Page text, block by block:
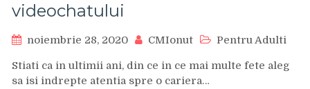
videochatului
noiembrie 28, 2020 CMIonut Pentru Adulti
Stiati ca in ultimii ani, din ce in ce mai multe fete aleg
sa isi indrepte atentia spre o cariera…